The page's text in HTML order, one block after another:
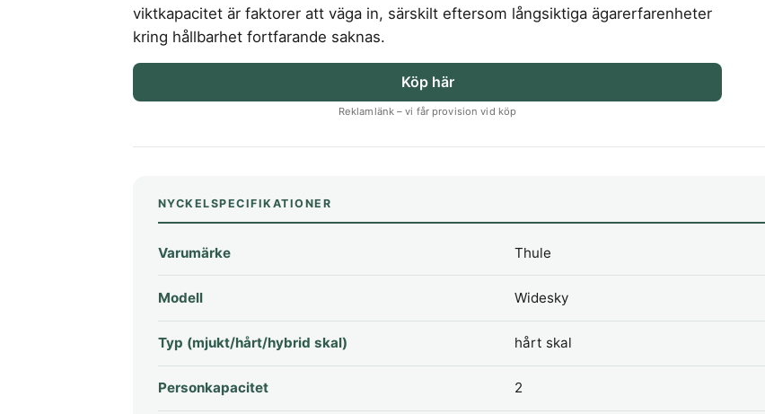
viktkapacitet är faktorer att väga in, särskilt eftersom långsiktiga ägarerfarenheter
kring hållbarhet fortfarande saknas.
Köp här
Reklamlänk – vi får provision vid köp
NYCKELSPECIFIKATIONER
Varumärke Thule
Modell Widesky
Typ (mjukt/hårt/hybrid skal) hårt skal
Personkapacitet 2